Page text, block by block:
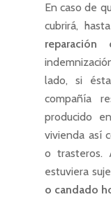
En caso de
cubrirá,
lado, si
compañía
producido
vivienda así
o trasteros.
estuviera
o candado